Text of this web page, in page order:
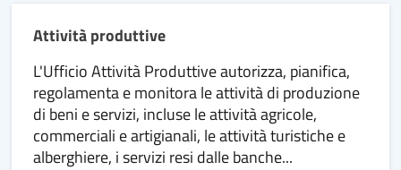
Attività produttive
L'Ufficio Attività Produttive autorizza, pianifica,
regolamenta e monitora le attività di produzione
di beni e servizi, incluse le attività agricole,
commerciali e artigianali, le attività turistiche e
alberghiere, i servizi resi dalle banche...